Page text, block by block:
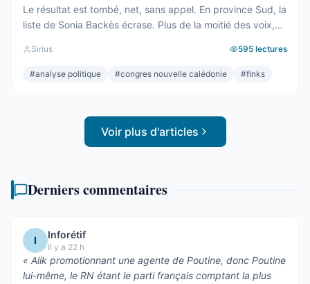
Le résultat est tombé, net, sans appel. En province Sud, la
liste de Sonia Backès écrase. Plus de la moitié des voix,
pulvérisée, le centre rayé de la carte. On parlera de raz-
de-marée, et le mot, pour une fois, ne sera pas exagéré.
Sirius 595 lectures
#analyse politique #congres nouvelle calédonie #flnks
Voir plus d'articles
Derniers commentaires
I Inforétif
Il y a 22 h
« Alik promotionnant une agente de Poutine, donc Poutine
lui-même, le RN étant le parti français comptant la plus